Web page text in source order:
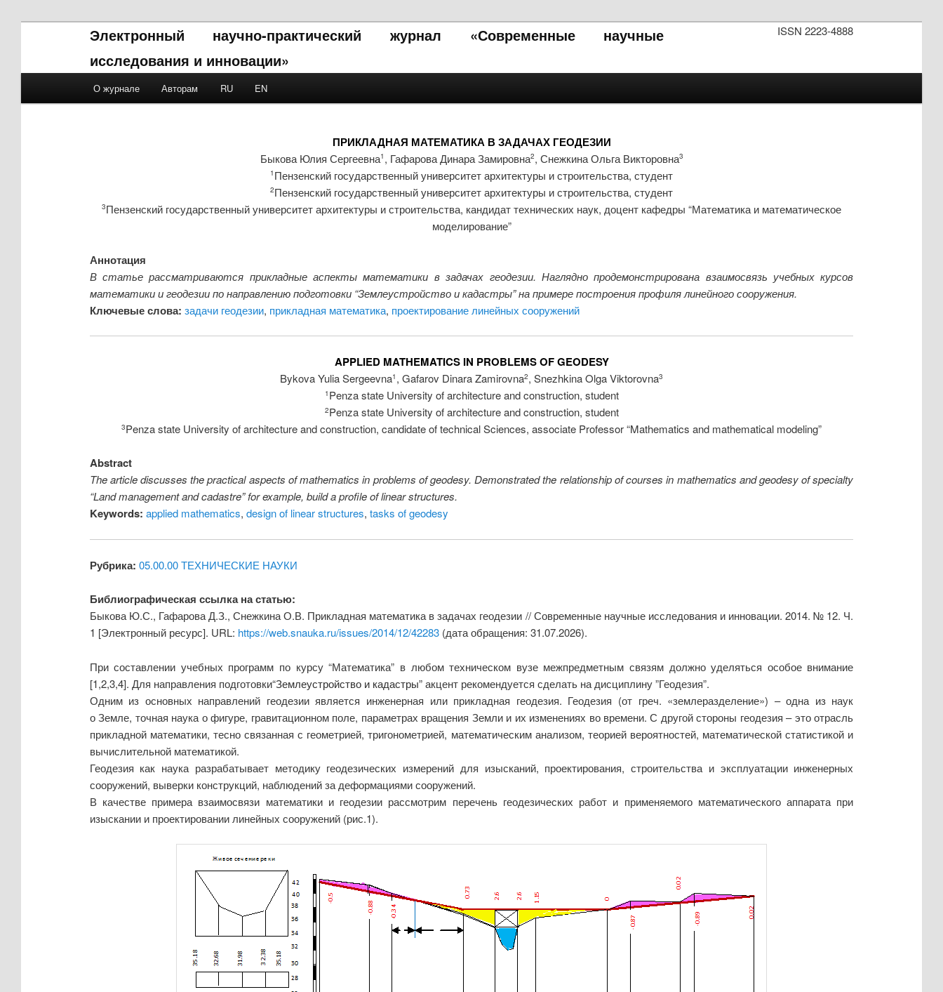
ISSN 2223-4888
Электронный научно-практический журнал «Современные научные
исследования и инновации»
Skip to primary content
Skip to secondary content
О журнале Авторам RU EN
ПРИКЛАДНАЯ МАТЕМАТИКА В ЗАДАЧАХ ГЕОДЕЗИИ
Быкова Юлия Сергеевна1 , Гафарова Динара Замировна2, Снежкина Ольга Викторовна3
1 Пензенский государственный университет архитектуры и строительства, студент
2Пензенский государственный университет архитектуры и строительства, студент
3Пензенский государственный университет архитектуры и строительства, кандидат технических наук, доцент кафедры “Математика и математическое
моделирование”
Аннотация
В статье рассматриваются прикладные аспекты математики в задачах геодезии. Наглядно продемонстрирована взаимосвязь учебных курсов
математики и геодезии по направлению подготовки “Землеустройство и кадастры” на примере построения профиля линейного сооружения.
Ключевые слова: задачи геодезии, прикладная математика, проектирование линейных сооружений
APPLIED MATHEMATICS IN PROBLEMS OF GEODESY
Bykova Yulia Sergeevna1 , Gafarov Dinara Zamirovna2, Snezhkina Olga Viktorovna3
1 Penza state University of architecture and construction, student
2Penza state University of architecture and construction, student
3Penza state University of architecture and construction, candidate of technical Sciences, associate Professor “Mathematics and mathematical modeling”
Abstract
The article discusses the practical aspects of mathematics in problems of geodesy. Demonstrated the relationship of courses in mathematics and geodesy of specialty
“Land management and cadastre” for example, build a profile of linear structures.
Keywords: applied mathematics, design of linear structures, tasks of geodesy
Рубрика: 05.00.00 ТЕХНИЧЕСКИЕ НАУКИ
Библиографическая ссылка на статью:
Быкова Ю.С., Гафарова Д.З., Снежкина О.В. Прикладная математика в задачах геодезии // Современные научные исследования и инновации. 2014. № 12. Ч.
1 [Электронный ресурс]. URL: https://web.snauka.ru/issues/2014/12/42283(дата обращения: 31.07.2026).
При составлении учебных программ по курсу “Математика” в любом техническом вузе межпредметным связям должно уделяться особое внимание
[1,2,3,4]. Для направления подготовки“Землеустройство и кадастры”акцент рекомендуется сделать на дисциплину ”Геодезия”.
Одним из основных направлений геодезии является инженерная или прикладная геодезия. Геодезия (от греч. «землеразделение») – одна из наук
оЗемле, точная наука о фигуре, гравитационном поле, параметрах вращения Земли и их изменениях во времени. С другой стороны геодезия – это отрасль
прикладной математики, тесно связанная с геометрией, тригонометрией, математическим анализом, теорией вероятностей, математической статистикой и
вычислительной математикой.
Геодезия как наука разрабатывает методику геодезических измерений для изысканий, проектирования, строительства и эксплуатации инженерных
сооружений, выверки конструкций, наблюдений за деформациями сооружений.
В качестве примера взаимосвязи математики и геодезии рассмотрим перечень геодезических работ и применяемого математического аппарата при
изыскании и проектировании линейных сооружений (рис.1).